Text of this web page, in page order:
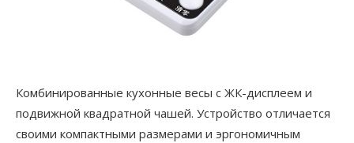
Комбинированные кухонные весы с ЖК-дисплеем и
подвижной квадратной чашей. Устройство отличается
своими компактными размерами и эргономичным